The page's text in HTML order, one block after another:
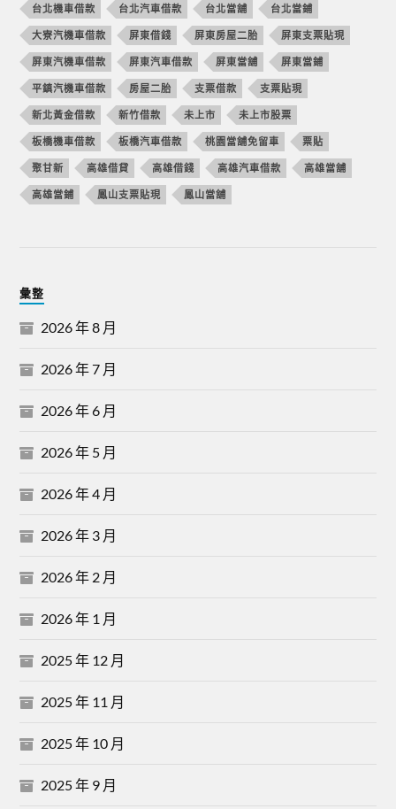
台北機車借款 台北汽車借款 台北當舖 台北當鋪
大寮汽機車借款 屏東借錢 屏東房屋二胎 屏東支票貼現
屏東汽機車借款 屏東汽車借款 屏東當舖 屏東當鋪
平鎮汽機車借款 房屋二胎 支票借款 支票貼現
新北黃金借款 新竹借款 未上市 未上市股票
板橋機車借款 板橋汽車借款 桃園當舖免留車 票貼
聚甘新 高雄借貸 高雄借錢 高雄汽車借款 高雄當舖
高雄當鋪 鳳山支票貼現 鳳山當舖
彙整
2026 年 8 月
2026 年 7 月
2026 年 6 月
2026 年 5 月
2026 年 4 月
2026 年 3 月
2026 年 2 月
2026 年 1 月
2025 年 12 月
2025 年 11 月
2025 年 10 月
2025 年 9 月